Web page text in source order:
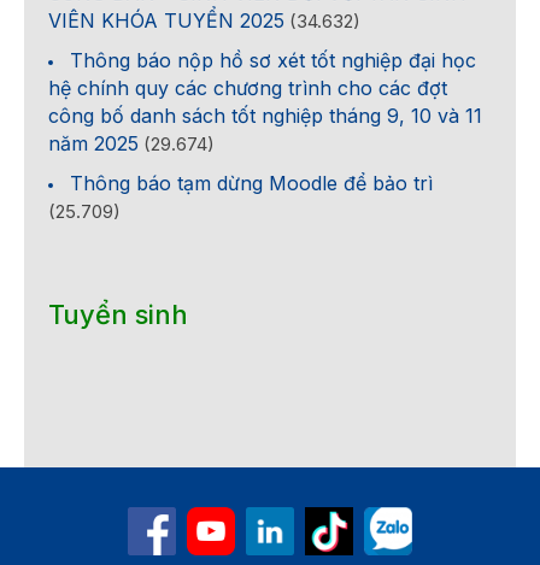
VIÊN KHÓA TUYỂN 2025 (34.632)
Thông báo nộp hồ sơ xét tốt nghiệp đại học
hệ chính quy các chương trình cho các đợt
công bố danh sách tốt nghiệp tháng 9, 10 và 11
năm 2025 (29.674)
Thông báo tạm dừng Moodle để bảo trì
(25.709)
Tuyển sinh